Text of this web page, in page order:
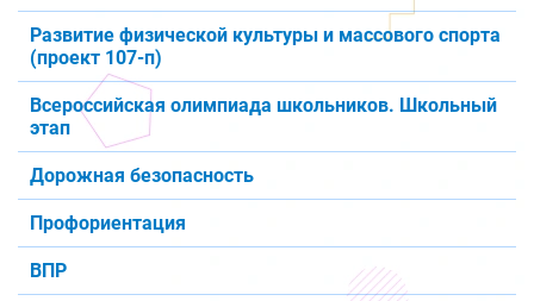
Развитие физической культуры и массового спорта
(проект 107-п)
Всероссийская олимпиада школьников. Школьный
этап
Дорожная безопасность
Профориентация
ВПР